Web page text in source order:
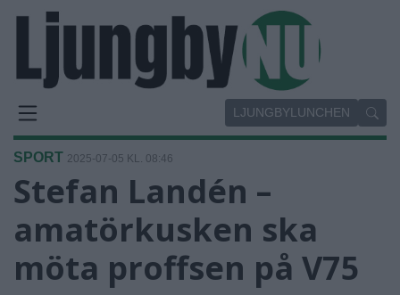
LJUNGBYLUNCHEN
SPORT 2025-07-05 KL. 08:46
Stefan Landén –
amatörkusken ska
möta proffsen på V75